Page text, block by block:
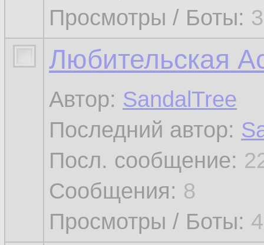
Просмотры / Боты:
Любительская
Автор: SandalTree
Последний автор:
Посл. сообщение:
Сообщения: 8
Просмотры / Боты: